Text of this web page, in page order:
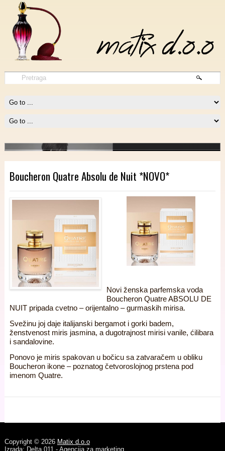
1 Million Intense
pažnju.
Boucheron Quatre Absolu de Nuit *NOVO*
Novi ženska parfemska voda
Boucheron Quatre ABSOLU DE
NUIT pripada cvetno – orijentalno – gurmaskih mirisa.
Svežinu joj daje italijanski bergamot i gorki badem,
ženstvenost miris jasmina, a dugotrajnost mirisi vanile, ćilibara
i sandalovine.
Ponovo je miris spakovan u bočicu sa zatvaračem u obliku
Boucheron ikone – poznatog četvoroslojnog prstena pod
imenom Quatre.
Copyright © 2026 Matix d.o.o
Izrada: Delta 011 - Agencija za marketing